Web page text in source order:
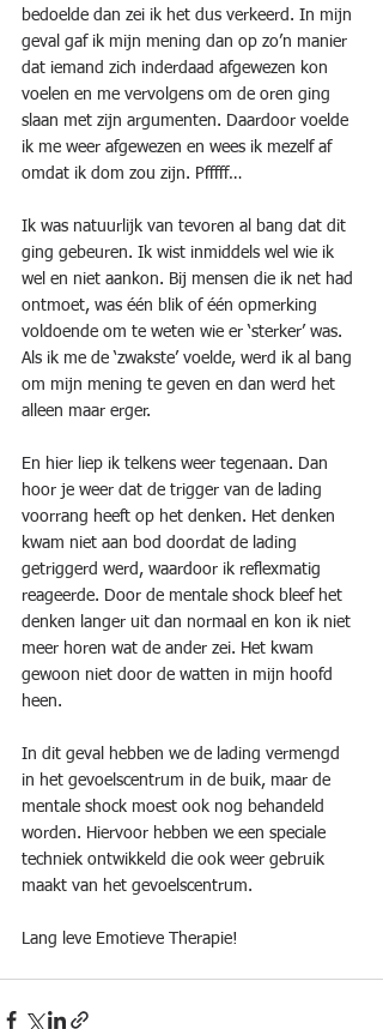
bedoelde dan zei ik het dus verkeerd. In mijn
geval gaf ik mijn mening dan op zo’n manier
dat iemand zich inderdaad afgewezen kon
voelen en me vervolgens om de oren ging
slaan met zijn argumenten. Daardoor voelde
ik me weer afgewezen en wees ik mezelf af
omdat ik dom zou zijn. Pfffff…
Ik was natuurlijk van tevoren al bang dat dit
ging gebeuren. Ik wist inmiddels wel wie ik
wel en niet aankon. Bij mensen die ik net had
ontmoet, was één blik of één opmerking
voldoende om te weten wie er ‘sterker’ was.
Als ik me de ‘zwakste’ voelde, werd ik al bang
om mijn mening te geven en dan werd het
alleen maar erger.
En hier liep ik telkens weer tegenaan. Dan
hoor je weer dat de trigger van de lading
voorrang heeft op het denken. Het denken
kwam niet aan bod doordat de lading
getriggerd werd, waardoor ik reflexmatig
reageerde. Door de mentale shock bleef het
denken langer uit dan normaal en kon ik niet
meer horen wat de ander zei. Het kwam
gewoon niet door de watten in mijn hoofd
heen.
In dit geval hebben we de lading vermengd
in het gevoelscentrum in de buik, maar de
mentale shock moest ook nog behandeld
worden. Hiervoor hebben we een speciale
techniek ontwikkeld die ook weer gebruik
maakt van het gevoelscentrum.
Lang leve Emotieve Therapie!